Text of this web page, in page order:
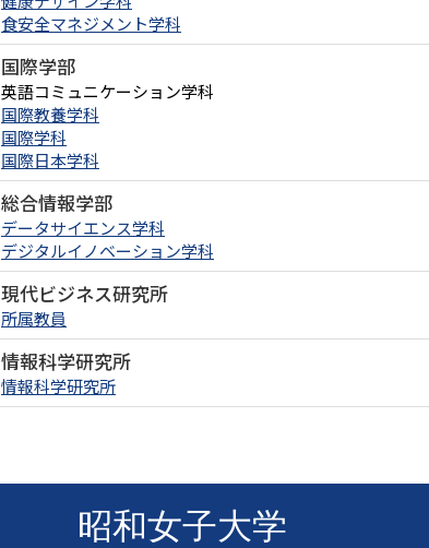
食安全マネジメント学科
国際学部
英語コミュニケーション学科
国際教養学科
国際学科
国際日本学科
総合情報学部
データサイエンス学科
デジタルイノベーション学科
現代ビジネス研究所
所属教員
情報科学研究所
情報科学研究所
昭和女子大学